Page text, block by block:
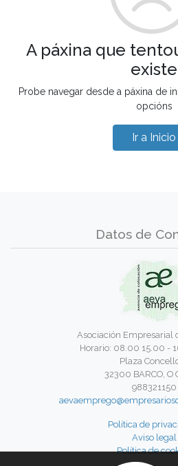
A páxina que
existe
Probe navegar desde a páxina de
opcións
Ir a Inicio
Datos de
Asociación Empresarial
Horario: 08.00 15.00 -
Plaza
32300 BARCO, O
988321150
Política de
Aviso legal
Política de